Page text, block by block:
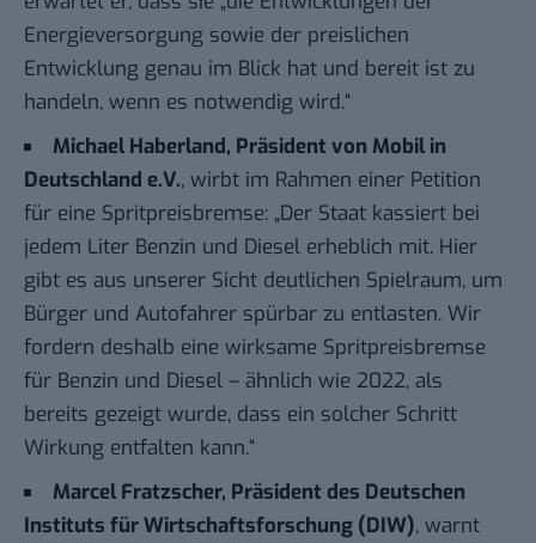
Energieversorgung sowie der preislichen
Entwicklung genau im Blick hat und bereit ist zu
handeln, wenn es notwendig wird.“
Michael Haberland, Präsident von Mobil in
Deutschland e.V., wirbt im Rahmen einer Petition
für eine Spritpreisbremse: „Der Staat kassiert bei
jedem Liter Benzin und Diesel erheblich mit. Hier
gibt es aus unserer Sicht deutlichen Spielraum, um
Bürger und Autofahrer spürbar zu entlasten. Wir
fordern deshalb eine wirksame Spritpreisbremse
für Benzin und Diesel – ähnlich wie 2022, als
bereits gezeigt wurde, dass ein solcher Schritt
Wirkung entfalten kann.“
Marcel Fratzscher, Präsident des Deutschen
Instituts für Wirtschaftsforschung (DIW), warnt